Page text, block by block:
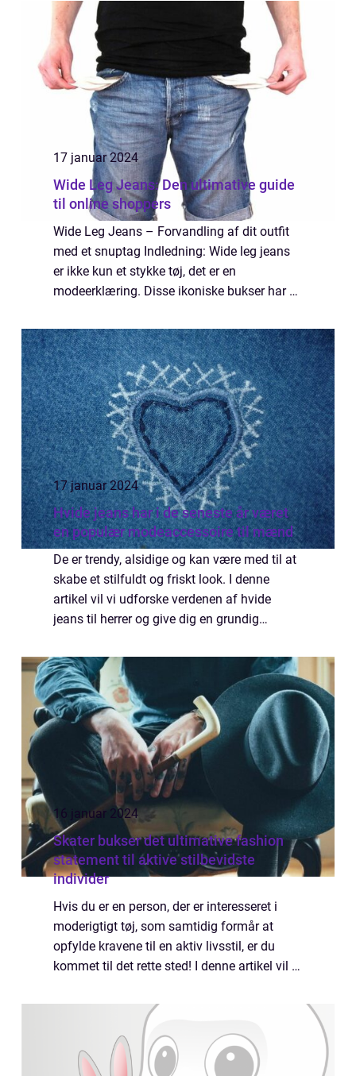
17 januar 2024
Wide Leg Jeans: Den ultimative guide
til online shoppers
Wide Leg Jeans – Forvandling af dit outfit
med et snuptag Indledning: Wide leg jeans
er ikke kun et stykke tøj, det er en
modeerklæring. Disse ikoniske bukser har en
vintage elegance til ethvert out...
17 januar 2024
Hvide jeans har i de seneste år været
en populær modeaccessoire til mænd
De er trendy, alsidige og kan være med til at
skabe et stilfuldt og friskt look. I denne
artikel vil vi udforske verdenen af hvide
jeans til herrer og give dig en grundig
når man er interesseret i dette ...
16 januar 2024
Skater bukser det ultimative fashion
statement til aktive stilbevidste
individer
Hvis du er en person, der er interesseret i
moderigtigt tøj, som samtidig formår at
opfylde kravene til en aktiv livsstil, er du
kommet til det rette sted! I denne artikel vil vi
at vide om skater bukser....